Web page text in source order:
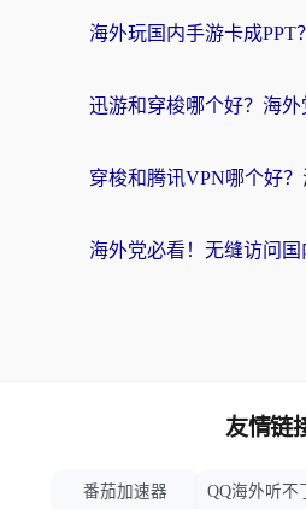
友情链
番茄加速器 QQ海外听不